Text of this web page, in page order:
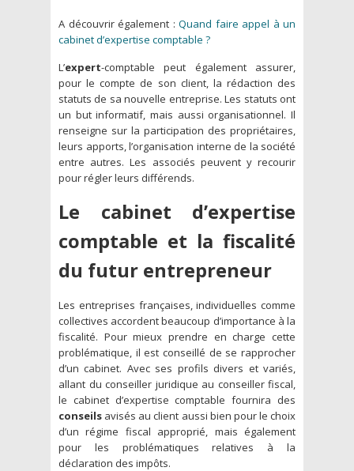
A découvrir également : Quand faire appel à un
cabinet d’expertise comptable ?
L’expert-comptable peut également assurer,
pour le compte de son client, la rédaction des
statuts de sa nouvelle entreprise. Les statuts ont
un but informatif, mais aussi organisationnel. Il
renseigne sur la participation des propriétaires,
leurs apports, l’organisation interne de la société
entre autres. Les associés peuvent y recourir
pour régler leurs différends.
Le cabinet d’expertise
comptable et la fiscalité
du futur entrepreneur
Les entreprises françaises, individuelles comme
collectives accordent beaucoup d’importance à la
fiscalité. Pour mieux prendre en charge cette
problématique, il est conseillé de se rapprocher
d’un cabinet. Avec ses profils divers et variés,
allant du conseiller juridique au conseiller fiscal,
le cabinet d’expertise comptable fournira des
conseils avisés au client aussi bien pour le choix
d’un régime fiscal approprié, mais également
pour les problématiques relatives à la
déclaration des impôts.